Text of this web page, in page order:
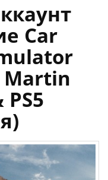
Car
Martin
PS5